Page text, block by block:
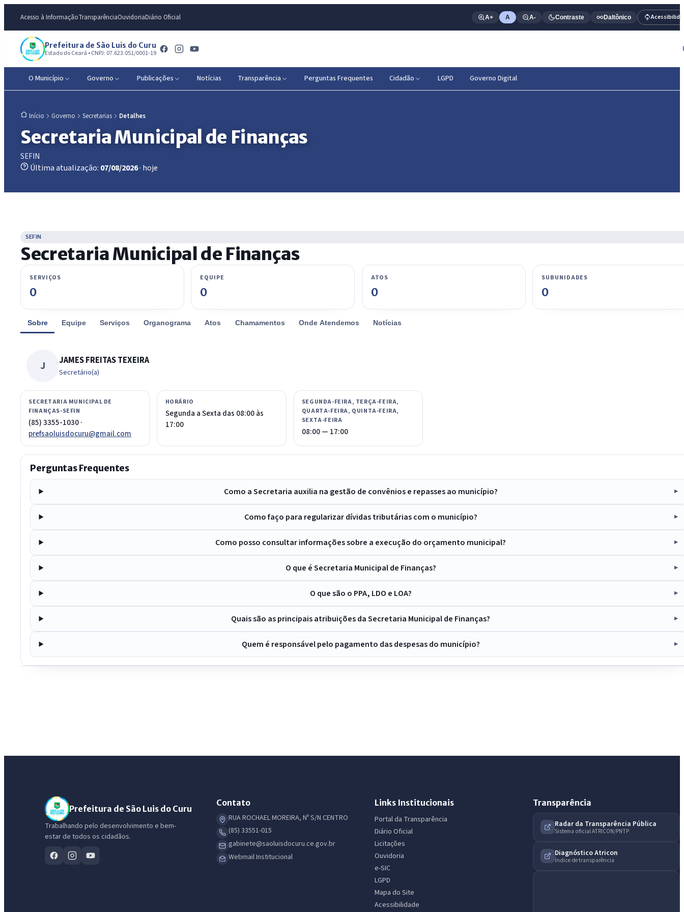
Acesso à InformaçãoTransparênciaOuvidoriaDiário Oficial A+ A A- Contraste Daltônico
Prefeitura de São Luis do Curu
Estado do Ceará • CNPJ: 07.623.051/0001-19
O Município Governo Publicações Notícias Transparência Perguntas Frequentes Cidadão LGPD Governo Digital
Início Governo Secretarias Detalhes
Secretaria Municipal de Finanças
SEFIN
Última atualização: 07/08/2026· hoje
SEFIN
Secretaria Municipal de Finanças
SERVIÇOS
0
EQUIPE
0
ATOS
0
SUBUNIDADES
0
Sobre Equipe Serviços Organograma Atos Chamamentos Onde Atendemos Notícias
J JAMES FREITAS TEXEIRA
Secretário(a)
SECRETARIA MUNICIPAL DE
FINANÇAS-SEFIN
(85) 3355-1030 ·
prefsaoluisdocuru@gmail.com
HORÁRIO
Segunda a Sexta das 08:00 às
17:00
SEGUNDA-FEIRA, TERÇA-FEIRA,
QUARTA-FEIRA, QUINTA-FEIRA,
SEXTA-FEIRA
08:00 — 17:00
Perguntas Frequentes
Como a Secretaria auxilia na gestão de convênios e repasses ao município?
Como faço para regularizar dívidas tributárias com o município?
Como posso consultar informações sobre a execução do orçamento municipal?
O que é Secretaria Municipal de Finanças?
O que são o PPA, LDO e LOA?
Quais são as principais atribuições da Secretaria Municipal de Finanças?
Quem é responsável pelo pagamento das despesas do município?
Prefeitura de São Luis do Curu
Trabalhando pelo desenvolvimento e bem-
estar de todos os cidadãos.
Contato
RUA ROCHAEL MOREIRA, Nº S/N CENTRO
(85) 33551-015
gabinete@saoluisdocuru.ce.gov.br
Webmail Institucional
Links Institucionais
Portal da Transparência
Diário Oficial
Licitações
Ouvidoria
e-SIC
LGPD
Mapa do Site
Acessibilidade
Transparência
Radar da Transparência Pública
Sistema oficial ATRICON/PNTP
Diagnóstico Atricon
Índice de transparência